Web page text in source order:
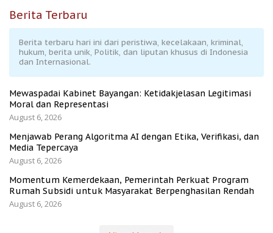
Berita Terbaru
Berita terbaru hari ini dari peristiwa, kecelakaan, kriminal,
hukum, berita unik, Politik, dan liputan khusus di Indonesia
dan Internasional.
Mewaspadai Kabinet Bayangan: Ketidakjelasan Legitimasi
Moral dan Representasi
August 6, 2026
Menjawab Perang Algoritma AI dengan Etika, Verifikasi, dan
Media Tepercaya
August 6, 2026
Momentum Kemerdekaan, Pemerintah Perkuat Program
Rumah Subsidi untuk Masyarakat Berpenghasilan Rendah
August 6, 2026